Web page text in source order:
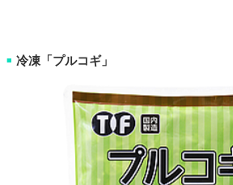
■ 冷凍「プルコギ」